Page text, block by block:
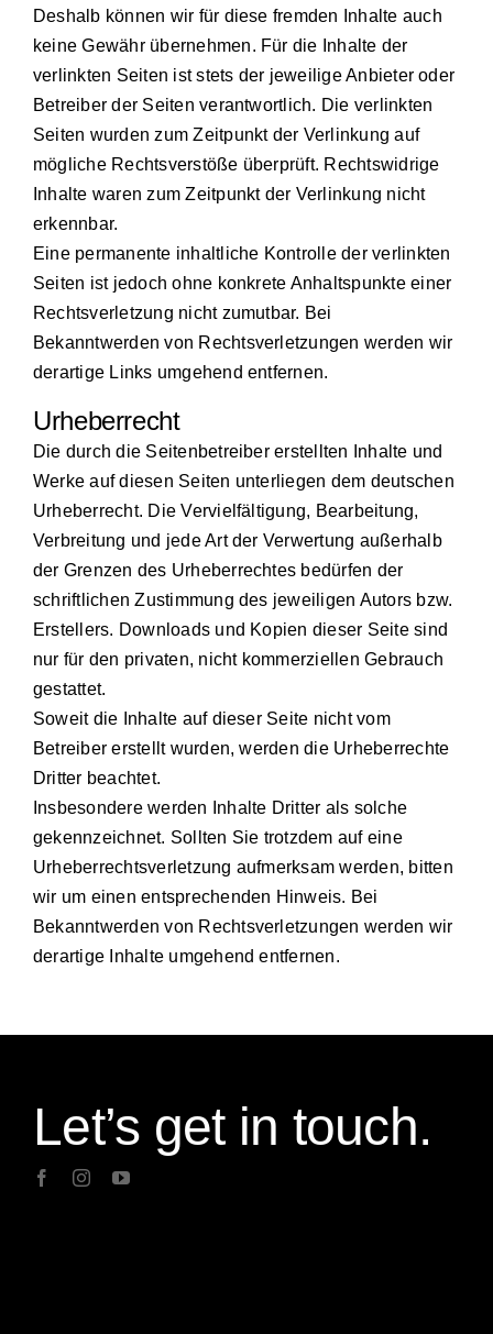
Deshalb können wir für diese fremden Inhalte auch
keine Gewähr übernehmen. Für die Inhalte der
verlinkten Seiten ist stets der jeweilige Anbieter oder
Betreiber der Seiten verantwortlich. Die verlinkten
Seiten wurden zum Zeitpunkt der Verlinkung auf
mögliche Rechtsverstöße überprüft. Rechtswidrige
Inhalte waren zum Zeitpunkt der Verlinkung nicht
erkennbar.
Eine permanente inhaltliche Kontrolle der verlinkten
Seiten ist jedoch ohne konkrete Anhaltspunkte einer
Rechtsverletzung nicht zumutbar. Bei
Bekanntwerden von Rechtsverletzungen werden wir
derartige Links umgehend entfernen.
Urheberrecht
Die durch die Seitenbetreiber erstellten Inhalte und
Werke auf diesen Seiten unterliegen dem deutschen
Urheberrecht. Die Vervielfältigung, Bearbeitung,
Verbreitung und jede Art der Verwertung außerhalb
der Grenzen des Urheberrechtes bedürfen der
schriftlichen Zustimmung des jeweiligen Autors bzw.
Erstellers. Downloads und Kopien dieser Seite sind
nur für den privaten, nicht kommerziellen Gebrauch
gestattet.
Soweit die Inhalte auf dieser Seite nicht vom
Betreiber erstellt wurden, werden die Urheberrechte
Dritter beachtet.
Insbesondere werden Inhalte Dritter als solche
gekennzeichnet. Sollten Sie trotzdem auf eine
Urheberrechtsverletzung aufmerksam werden, bitten
wir um einen entsprechenden Hinweis. Bei
Bekanntwerden von Rechtsverletzungen werden wir
derartige Inhalte umgehend entfernen.
Let’s get in touch.